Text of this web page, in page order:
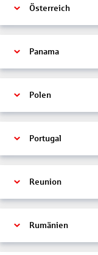
Österreich
Panama
Polen
Portugal
Reunion
Rumänien